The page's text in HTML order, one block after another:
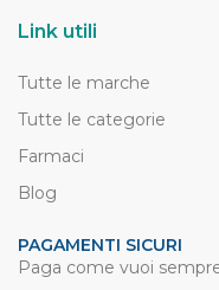
Link utili
Tutte le marche
Tutte le categorie
Farmaci
Blog
PAGAMENTI SICURI
Paga come vuoi